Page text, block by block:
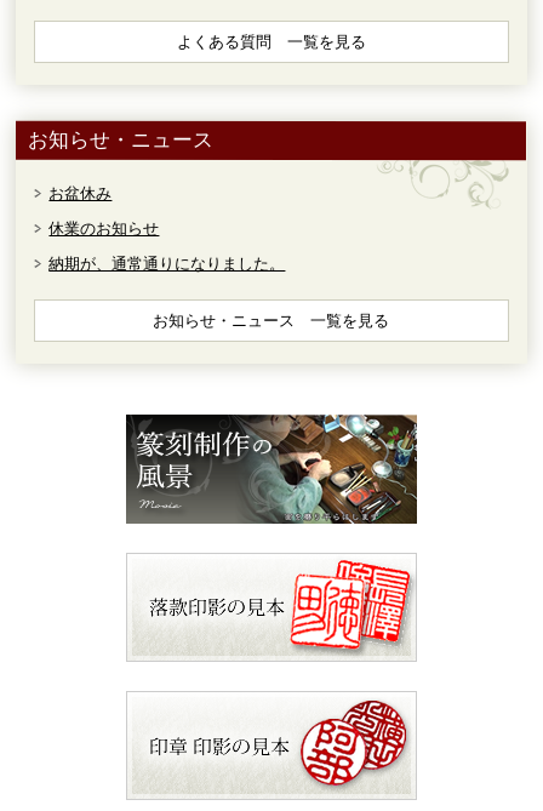
よくある質問 一覧を見る
お知らせ・ニュース
お盆休み
休業のお知らせ
納期が、通常通りになりました。
お知らせ・ニュース 一覧を見る